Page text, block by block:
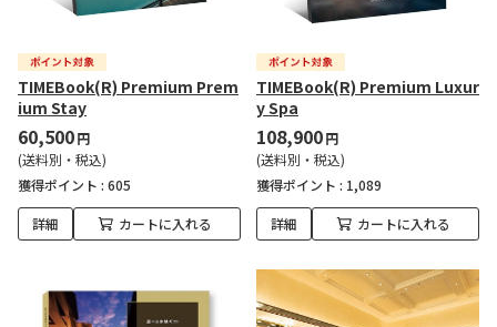
TIMEBook(R) Premium Prem
ium Stay
60,500円
(送料別・税込)
獲得ポイント : 605
詳細 カートに入れる
TIMEBook(R) Premium Luxur
y Spa
108,900円
(送料別・税込)
獲得ポイント : 1,089
詳細 カートに入れる